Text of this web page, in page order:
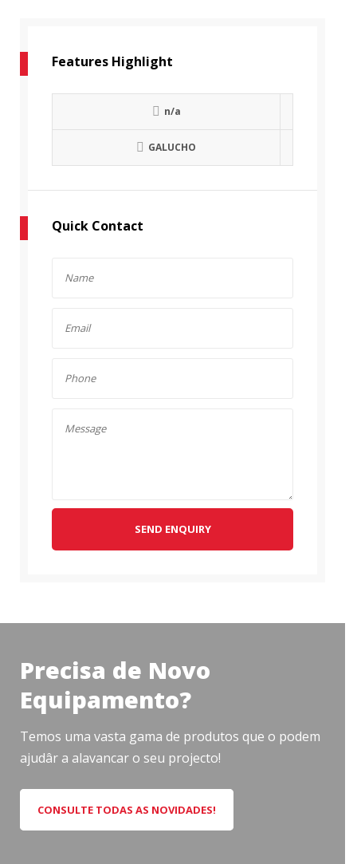
Features Highlight
n/a
GALUCHO
Quick Contact
SEND ENQUIRY
Precisa de Novo
Equipamento?
Temos uma vasta gama de produtos que o podem
ajudâr a alavancar o seu projecto!
CONSULTE TODAS AS NOVIDADES!